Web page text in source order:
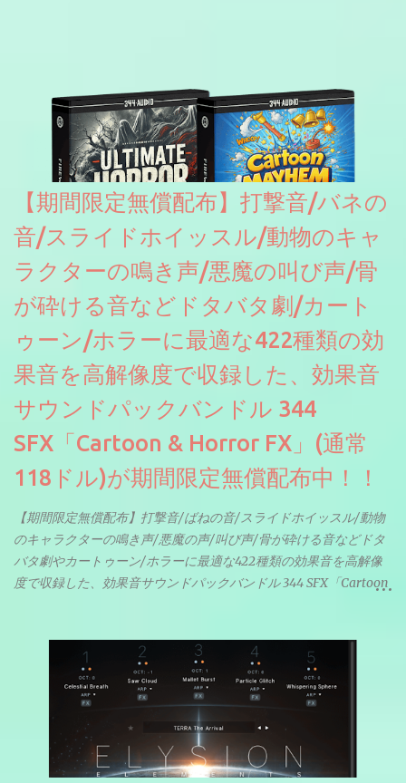
【期間限定無償配布】打撃音/バネの
音/スライドホイッスル/動物のキャ
ラクターの鳴き声/悪魔の叫び声/骨
が砕ける音などドタバタ劇/カート
ゥーン/ホラーに最適な422種類の効
果音を高解像度で収録した、効果音
サウンドパックバンドル 344
SFX「Cartoon & Horror FX」(通常
118ドル)が期間限定無償配布中！！
【期間限定無償配布】打撃音/ばねの音/スライドホイッスル/動物
のキャラクターの鳴き声/悪魔の声/叫び声/骨が砕ける音などドタ
バタ劇やカートゥーン/ホラーに最適な422種類の効果音を高解像
度で収録した、効果音サウンドパックバンドル 344 SFX「Cartoon